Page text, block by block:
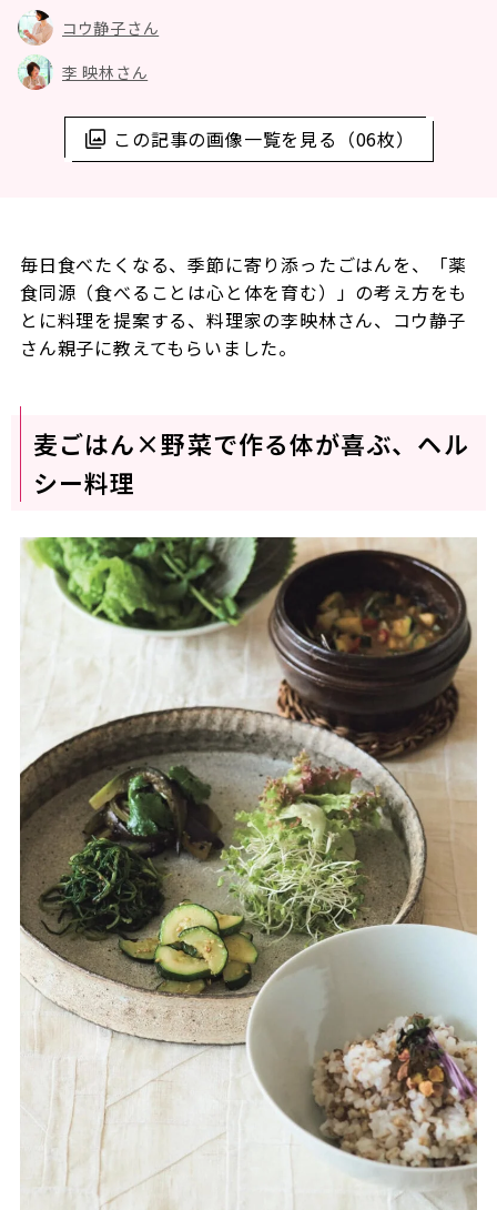
この記事の画像一覧を見る（06枚）
コウ静子さん
李 映林さん
毎日食べたくなる、季節に寄り添ったごはんを、「薬
食同源（食べることは心と体を育む）」の考え方をも
とに料理を提案する、料理家の李映林さん、コウ静子
さん親子に教えてもらいました。
麦ごはん×野菜で作る体が喜ぶ、ヘル
シー料理